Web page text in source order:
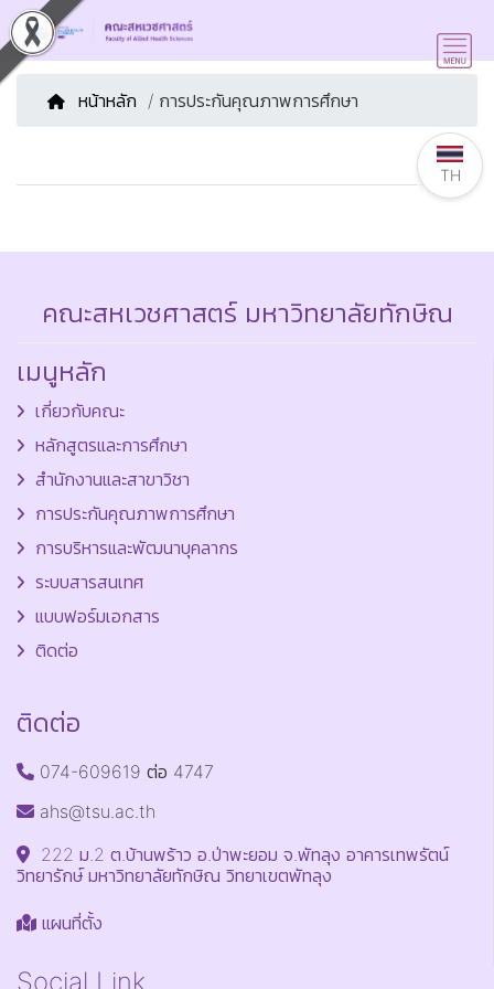
หน้าหลัก / การประกันคุณภาพการศึกษา
คณะสหเวชศาสตร์ มหาวิทยาลัยทักษิณ
เมนูหลัก
เกี่ยวกับคณะ
หลักสูตรและการศึกษา
สำนักงานและสาขาวิชา
การประกันคุณภาพการศึกษา
การบริหารและพัฒนาบุคลากร
ระบบสารสนเทศ
แบบฟอร์มเอกสาร
ติดต่อ
ติดต่อ
074-609619 ต่อ 4747
ahs@tsu.ac.th
222 ม.2 ต.บ้านพร้าว อ.ป่าพะยอม จ.พัทลุง อาคารเทพรัตน์
วิทยารักษ์ มหาวิทยาลัยทักษิณ วิทยาเขตพัทลุง
แผนที่ตั้ง
Social Link
TH